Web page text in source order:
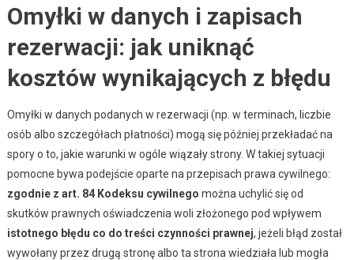
Omyłki w danych i zapisach
rezerwacji: jak uniknąć
kosztów wynikających z błędu
Omyłki w danych podanych w rezerwacji (np. w terminach, liczbie
osób albo szczegółach płatności) mogą się później przekładać na
spory o to, jakie warunki w ogóle wiązały strony. W takiej sytuacji
pomocne bywa podejście oparte na przepisach prawa cywilnego:
zgodnie z art. 84 Kodeksu cywilnego można uchylić się od
skutków prawnych oświadczenia woli złożonego pod wpływem
istotnego błędu co do treści czynności prawnej, jeżeli błąd został
wywołany przez drugą stronę albo ta strona wiedziała lub mogła